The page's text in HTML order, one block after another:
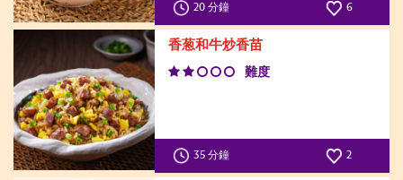
20 分鐘 6
香葱和牛炒香苗
難度
35 分鐘 2